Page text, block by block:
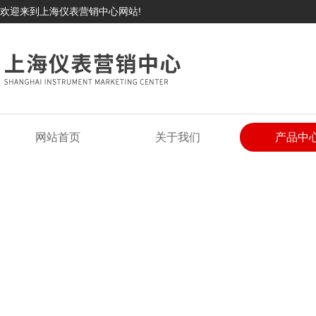
欢迎来到上海仪表营销中心网站!
网站首页 关于我们 产品中